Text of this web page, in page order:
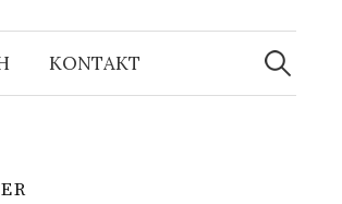
KONTAKT
Suchen
nach: